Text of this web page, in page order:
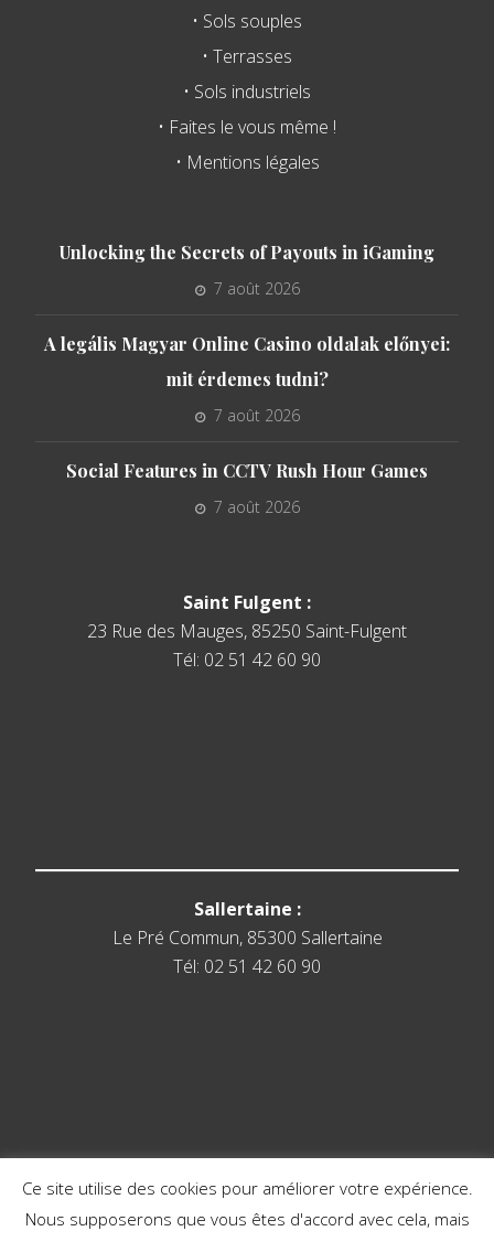
• Sols souples
• Terrasses
• Sols industriels
• Faites le vous même !
• Mentions légales
Unlocking the Secrets of Payouts in iGaming
7 août 2026
A legális Magyar Online Casino oldalak előnyei:
mit érdemes tudni?
7 août 2026
Social Features in CCTV Rush Hour Games
7 août 2026
Saint Fulgent :
23 Rue des Mauges, 85250 Saint-Fulgent
Tél: 02 51 42 60 90
Sallertaine :
Le Pré Commun, 85300 Sallertaine
Tél: 02 51 42 60 90
Ce site utilise des cookies pour améliorer votre expérience.
Nous supposerons que vous êtes d'accord avec cela, mais